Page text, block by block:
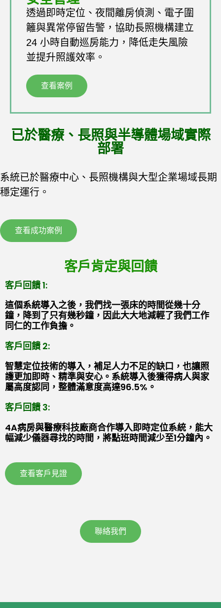
透過即時定位、夜間離房偵測、電子圍
籬與異常停留告警，協助長照機構建立
24 小時自動巡房能力，降低走失風險
並提升照護效率。
查看案例
已於醫療、長照與半導體場域實際
部署
系統已於醫療中心、長照機構與大型企業場域長期
穩定運行。
查看成功案例
客戶肯定與回饋
客戶回饋 1:
這個系統導入之後，我們找一張床的時間從幾十分
鐘，降到了只有幾秒鐘，因此大大地減輕了我們工作
同仁的工作負擔。
客戶回饋 2:
智慧定位技術的導入，補足人力不足的缺口，也讓照
護更加即時、精準與安心。系統導入後獲得病人與家
屬高度認同，整體滿意度高達96.5%。
客戶回饋 3:
4A病房與醫療科技廠商合作導入即時定位系統，能大
幅減少儀器尋找的時間，將點班時間減少至1分鐘內。
查看客戶見證
聯絡我們